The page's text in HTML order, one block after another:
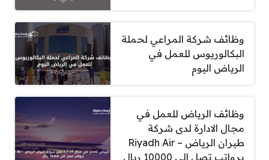
وظائف شركة المراعي لحملة
البكالوريوس للعمل في
الرياض اليوم
وظائف الرياض للعمل في
مجال الادارة لدى شركة
طيران الرياض – Riyadh Air
برواتب تصل الى 10000 ريال